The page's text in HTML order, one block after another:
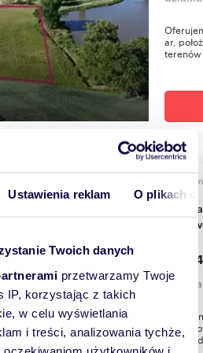
Ustawienia reklam O plikach
Twoich danych
przetwarzamy Twoje
IP, korzystając z takich
w celu wyświetlania
i treści, analizowania tychże,
ar,
m
115
Numer